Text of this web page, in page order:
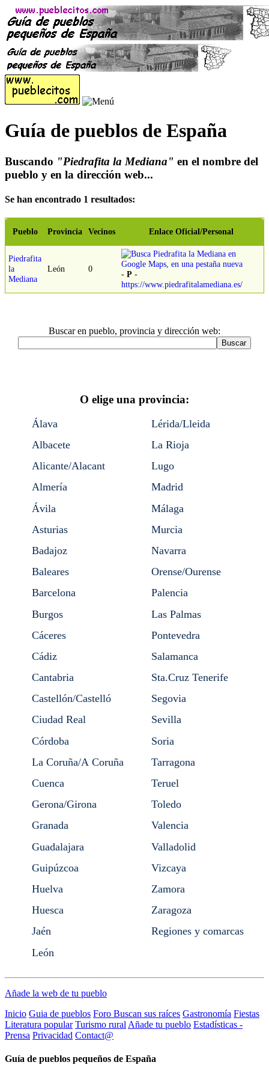
Guía de pueblos de España
Buscando "Piedrafita la Mediana" en el nombre del
pueblo y en la dirección web...
Se han encontrado 1 resultados:
Pueblo Provincia Vecinos Enlace Oficial/Personal
Piedrafita
la
Mediana
León 0
- P -
https://www.piedrafitalamediana.es/
Buscar en pueblo, provincia y dirección web:
O elige una provincia:
Álava
Albacete
Alicante/Alacant
Almería
Ávila
Asturias
Badajoz
Baleares
Barcelona
Burgos
Cáceres
Cádiz
Cantabria
Castellón/Castelló
Ciudad Real
Córdoba
La Coruña/A Coruña
Cuenca
Gerona/Girona
Granada
Guadalajara
Guipúzcoa
Huelva
Huesca
Jaén
León
Lérida/Lleida
La Rioja
Lugo
Madrid
Málaga
Murcia
Navarra
Orense/Ourense
Palencia
Las Palmas
Pontevedra
Salamanca
Sta.Cruz Tenerife
Segovia
Sevilla
Soria
Tarragona
Teruel
Toledo
Valencia
Valladolid
Vizcaya
Zamora
Zaragoza
Regiones y comarcas
Añade la web de tu pueblo
Inicio Guia de pueblos Foro Buscan sus raíces Gastronomía Fiestas
Literatura popular Turismo rural Añade tu pueblo Estadísticas -
Prensa Privacidad Contact@
Guía de pueblos pequeños de España